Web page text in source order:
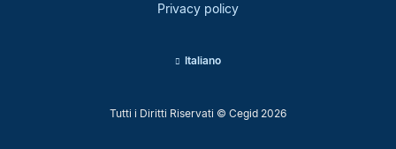
Tutti i Diritti Riservati © Cegid 2026
Privacy policy
Italiano